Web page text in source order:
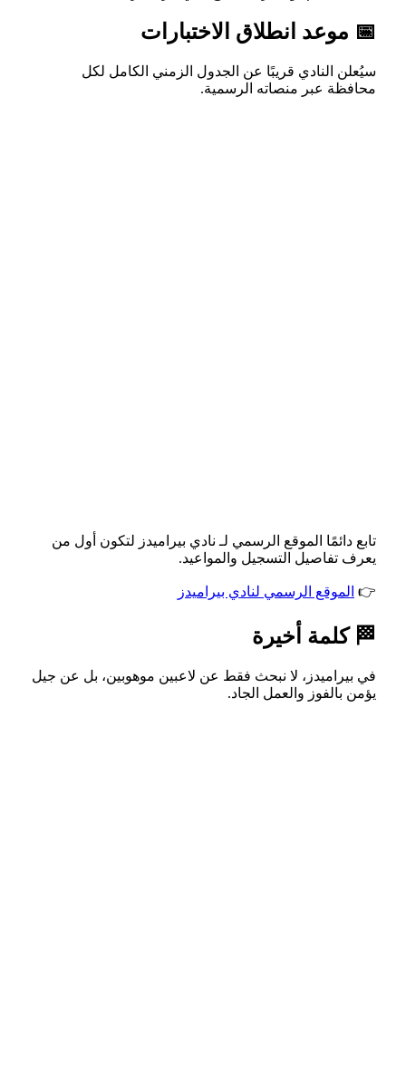
📅 موعد انطلاق الاختبارات
سيُعلن النادي قريبًا عن الجدول الزمني الكامل لكل
محافظة عبر منصاته الرسمية.
تابع دائمًا الموقع الرسمي لـ نادي بيراميدز لتكون أول من
يعرف تفاصيل التسجيل والمواعيد.
👉الموقع الرسمي لنادي بيراميدز
🏁 كلمة أخيرة
في بيراميدز، لا نبحث فقط عن لاعبين موهوبين، بل عن جيل
يؤمن بالفوز والعمل الجاد.